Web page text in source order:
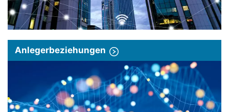
Anlegerbeziehungen